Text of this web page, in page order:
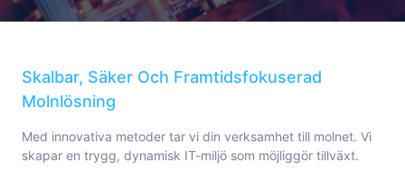
Skalbar, Säker Och Framtidsfokuserad
Molnlösning
Med innovativa metoder tar vi din verksamhet till molnet. Vi
skapar en trygg, dynamisk IT-miljö som möjliggör tillväxt.